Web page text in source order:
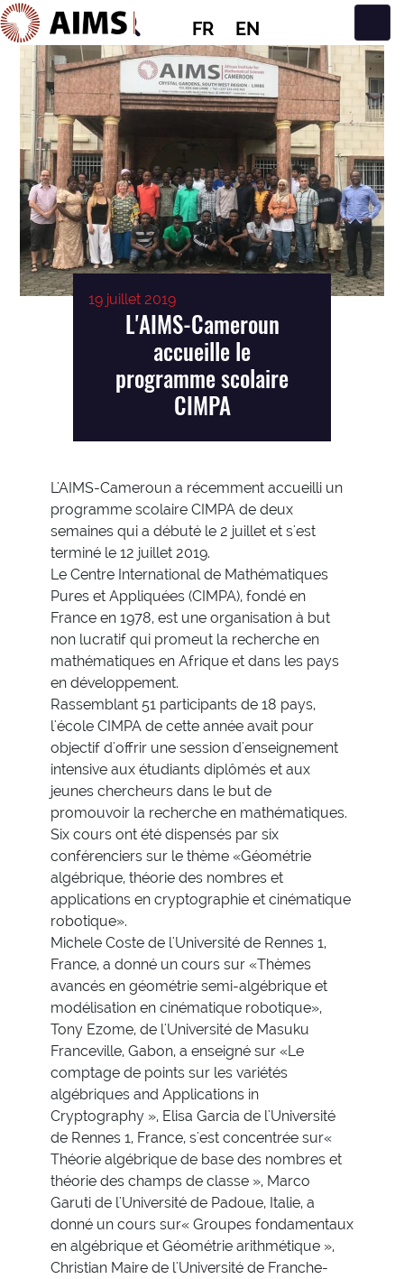
FR EN
Navigation principale
19 juillet 2019
L'AIMS-Cameroun
accueille le
programme scolaire
CIMPA
L'AIMS-Cameroun a récemment accueilli un
programme scolaire CIMPA de deux
semaines qui a débuté le 2 juillet et s'est
terminé le 12 juillet 2019.
Le Centre International de Mathématiques
Pures et Appliquées (CIMPA), fondé en
France en 1978, est une organisation à but
non lucratif qui promeut la recherche en
mathématiques en Afrique et dans les pays
en développement.
Rassemblant 51 participants de 18 pays,
l'école CIMPA de cette année avait pour
objectif d'offrir une session d'enseignement
intensive aux étudiants diplômés et aux
jeunes chercheurs dans le but de
promouvoir la recherche en mathématiques.
Six cours ont été dispensés par six
conférenciers sur le thème «Géométrie
algébrique, théorie des nombres et
applications en cryptographie et cinématique
robotique».
Michele Coste de l'Université de Rennes 1,
France, a donné un cours sur «Thèmes
avancés en géométrie semi-algébrique et
modélisation en cinématique robotique»,
Tony Ezome, de l'Université de Masuku
Franceville, Gabon, a enseigné sur «Le
comptage de points sur les variétés
algébriques and Applications in
Cryptography », Elisa Garcia de l'Université
de Rennes 1, France, s'est concentrée sur«
Théorie algébrique de base des nombres et
théorie des champs de classe », Marco
Garuti de l'Université de Padoue, Italie, a
donné un cours sur« Groupes fondamentaux
en algébrique et Géométrie arithmétique »,
Christian Maire de l'Université de Franche-